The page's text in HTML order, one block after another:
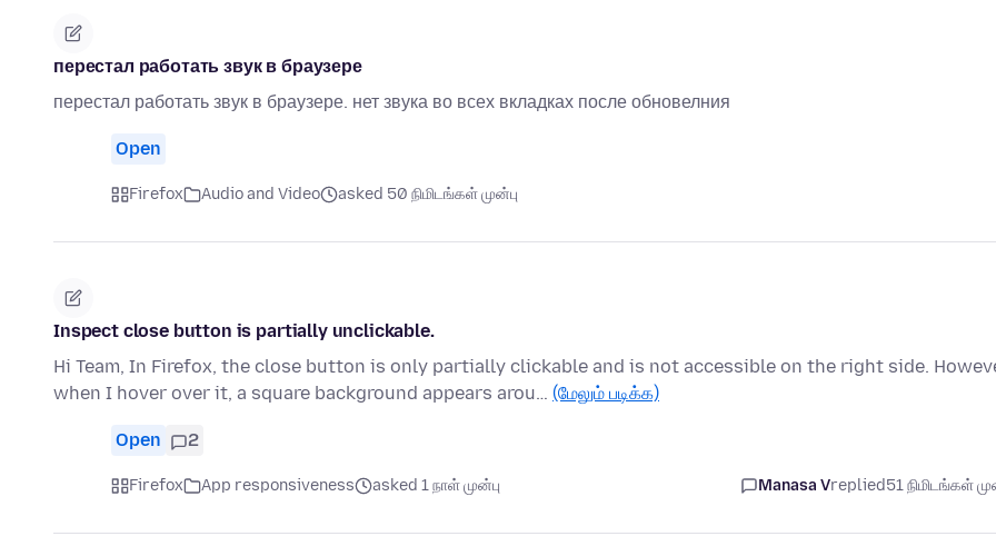
перестал работать звук в браузере
перестал работать звук в браузере. нет звука во всех вкладках после обновелния
Open
Firefox Audio and Video asked 50 நிமிடங்கள் முன்பு
Inspect close button is partially unclickable.
Hi Team, In Firefox, the close button is only partially clickable and is not accessible on the right side.
when I hover over it, a square background appears arou… (மேலும் படிக்க)
Open 2
Firefox App responsiveness asked 1 நாள் முன்பு Manasa Vreplied51 நிமிடங்கள்